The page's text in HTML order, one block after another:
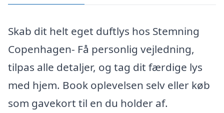
Skab dit helt eget duftlys hos Stemning
Copenhagen- Få personlig vejledning,
tilpas alle detaljer, og tag dit færdige lys
med hjem. Book oplevelsen selv eller køb
som gavekort til en du holder af.